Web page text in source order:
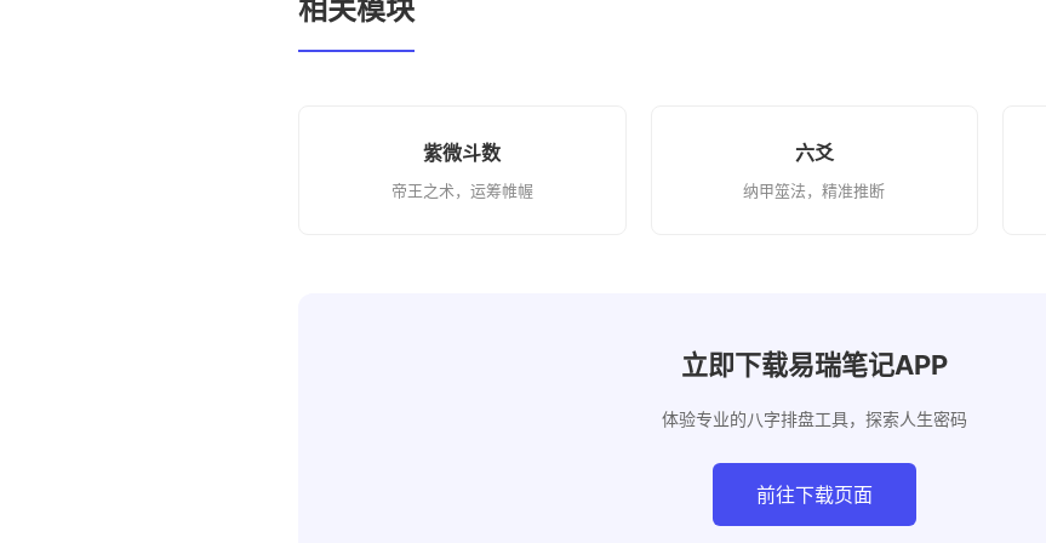
相关模块
紫微斗数
帝王之术，运筹帷幄
六爻
纳甲筮法，精准推断
立即下载易瑞笔记APP
体验专业的八字排盘工具，探索人生密码
前往下载页面